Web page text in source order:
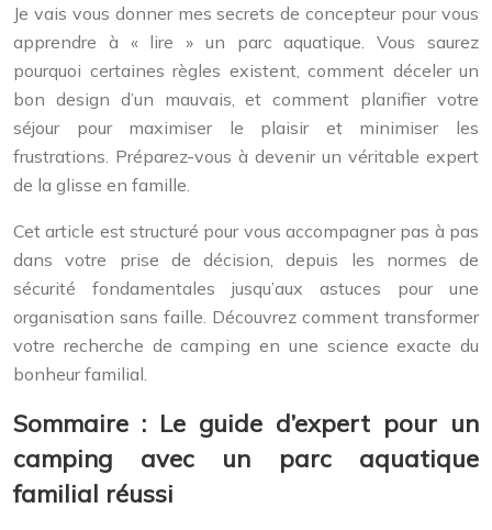
Je vais vous donner mes secrets de concepteur pour vous
apprendre à « lire » un parc aquatique. Vous saurez
pourquoi certaines règles existent, comment déceler un
bon design d’un mauvais, et comment planifier votre
séjour pour maximiser le plaisir et minimiser les
frustrations. Préparez-vous à devenir un véritable expert
de la glisse en famille.
Cet article est structuré pour vous accompagner pas à pas
dans votre prise de décision, depuis les normes de
sécurité fondamentales jusqu’aux astuces pour une
organisation sans faille. Découvrez comment transformer
votre recherche de camping en une science exacte du
bonheur familial.
Sommaire : Le guide d’expert pour un
camping avec un parc aquatique
familial réussi